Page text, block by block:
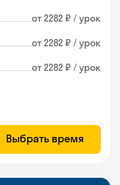
от 2282 ₽ / урок
от 2282 ₽ / урок
от 2282 ₽ / урок
Выбрать время